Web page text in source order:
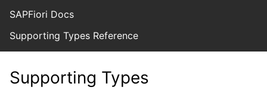
SAPFiori Docs
Supporting Types Reference
Supporting Types